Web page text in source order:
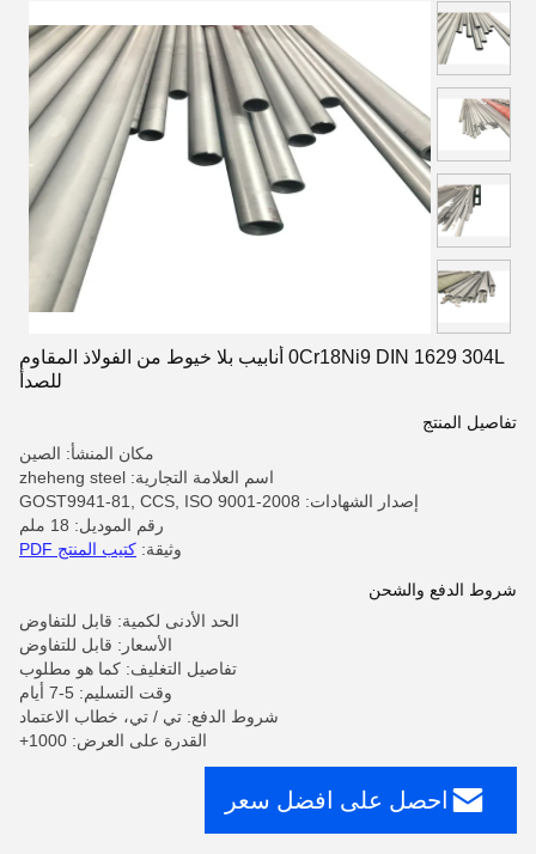
0Cr18Ni9 DIN 1629 304L أنابيب بلا خيوط من الفولاذ المقاوم
للصدأ
تفاصيل المنتج
مكان المنشأ: الصين
اسم العلامة التجارية: zheheng steel
إصدار الشهادات: GOST9941-81, CCS, ISO 9001-2008
رقم الموديل: 18 ملم
وثيقة: كتيب المنتج PDF
شروط الدفع والشحن
الحد الأدنى لكمية: قابل للتفاوض
الأسعار: قابل للتفاوض
تفاصيل التغليف: كما هو مطلوب
وقت التسليم: 5-7 أيام
شروط الدفع: تي / تي، خطاب الاعتماد
القدرة على العرض: 1000+
احصل على افضل سعر